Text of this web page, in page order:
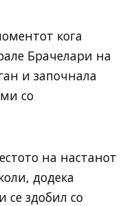
кога
Брачелари на
и започнала
со
на настанот
додека
се здобил со